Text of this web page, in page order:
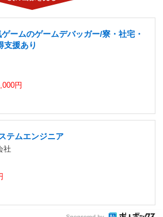
ームのゲームデバッガー/寮・社宅・
支援あり
円
テムエンジニア
社